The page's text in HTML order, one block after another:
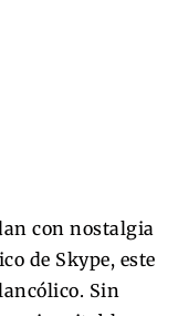
con nostalgia
de Skype, este
Sin